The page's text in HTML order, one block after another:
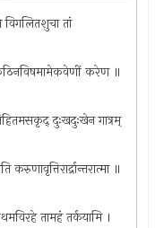
विगलितशुचा तां
कठिनविषमामेकवेणीं करेण ॥
दुःखदुःखेन गात्रम्
॥
तामहं तर्कयामि ।